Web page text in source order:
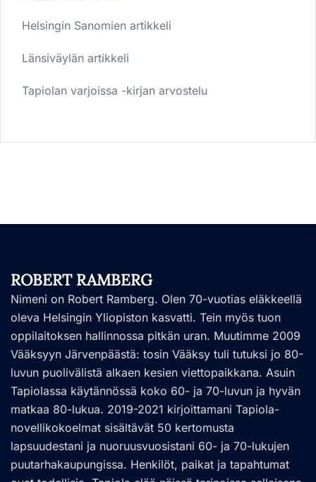
Helsingin Sanomien artikkeli
Länsiväylän artikkeli
Tapiolan varjoissa -kirjan arvostelu
ROBERT RAMBERG
Nimeni on Robert Ramberg. Olen 70-vuotias eläkkeellä
oleva Helsingin Yliopiston kasvatti. Tein myös tuon
oppilaitoksen hallinnossa pitkän uran. Muutimme 2009
Vääksyyn Järvenpäästä: tosin Vääksy tuli tutuksi jo 80-
luvun puolivälistä alkaen kesien viettopaikkana. Asuin
Tapiolassa käytännössä koko 60- ja 70-luvun ja hyvän
matkaa 80-lukua. 2019-2021 kirjoittamani Tapiola-
novellikokoelmat sisältävät 50 kertomusta
lapsuudestani ja nuoruusvuosistani 60- ja 70-lukujen
puutarhakaupungissa. Henkilöt, paikat ja tapahtumat